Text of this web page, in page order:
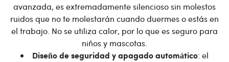
avanzada, es extremadamente silencioso sin molestos
ruidos que no te molestarán cuando duermes o estás en
el trabajo. No se utiliza calor, por lo que es seguro para
niños y mascotas.
Diseño de seguridad y apagado automático: el